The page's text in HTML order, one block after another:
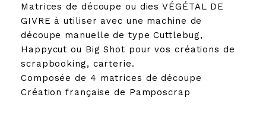
Matrices de découpe ou dies VÉGÉTAL DE
GIVRE à utiliser avec une machine de
découpe manuelle de type Cuttlebug,
Happycut ou Big Shot pour vos créations de
scrapbooking, carterie.
Composée de 4 matrices de découpe
Création française de Pamposcrap